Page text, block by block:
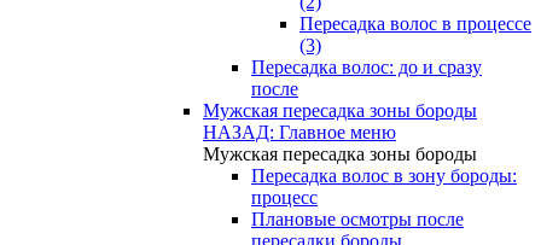
Пересадка волос в процессе
(3)
Пересадка волос: до и сразу
после
Мужская пересадка зоны бороды
НАЗАД: Главное меню
Мужская пересадка зоны бороды
Пересадка волос в зону бороды:
процесс
Плановые осмотры после
пересадки бороды